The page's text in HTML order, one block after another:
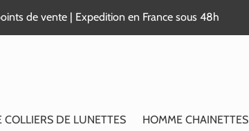
de vente | Expedition en France sous 48h
COLLIERS DE LUNETTES HOMME CHAINETTES